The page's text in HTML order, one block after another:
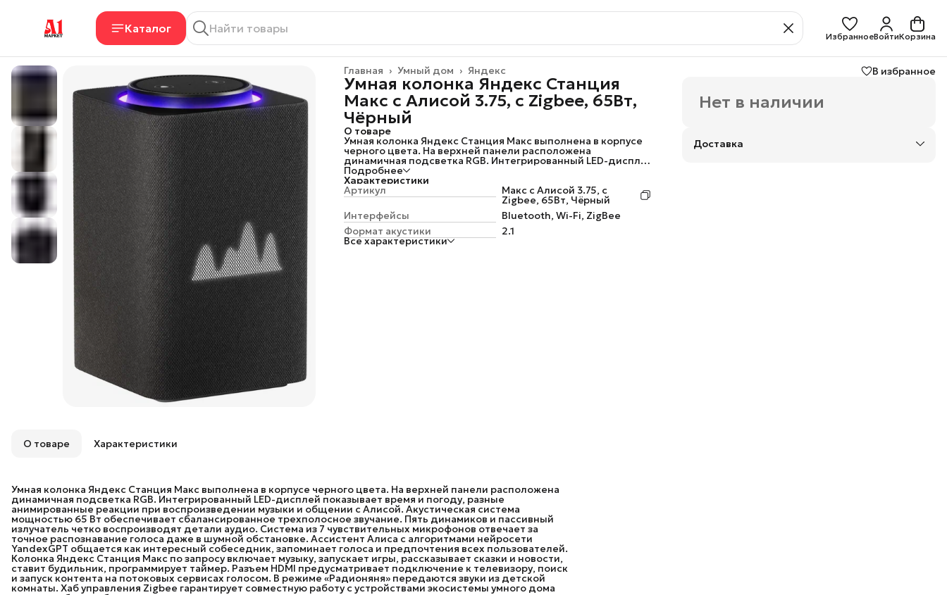
Каталог
ИзбранноеВойтиКорзина
Яндекс
Умный дом ›
Главная ›
Умная колонка Яндекс Станция
Макс с Алисой 3.75, с Zigbee, 65Вт,
Чёрный
О товаре
Умная колонка Яндекс Станция Макс выполнена в корпусе
черного цвета. На верхней панели расположена
динамичная подсветка RGB. Интегрированный LED-дисплей
показывает время и погоду, разные анимированные
реакции при воспроизведении музыки и общении с Алисой.
Акустическая система мощностью 65 Вт обеспечивает
сбалансированное трехполосное звучание. Пять динамиков
и пассивный излучатель четко воспроизводят детали
аудио. Система из 7 чувствительных микрофонов отвечает
за точное распознавание голоса даже в шумной обстановке.
Ассистент Алиса с алгоритмами нейросети YandexGPT
общается как интересный собеседник, запоминает голоса
Подробнее
Характеристики
Артикул Макс с Алисой 3.75, с
Zigbee, 65Вт, Чёрный
Интерфейсы
Bluetooth, Wi-Fi, ZigBee
Формат акустики
2.1
Все характеристики
В избранное
Нет в наличии
Доставка
О товаре Характеристики
Умная колонка Яндекс Станция Макс выполнена в корпусе черного цвета. На верхней панели расположена
динамичная подсветка RGB. Интегрированный LED-дисплей показывает время и погоду, разные
анимированные реакции при воспроизведении музыки и общении с Алисой. Акустическая система
мощностью 65 Вт обеспечивает сбалансированное трехполосное звучание. Пять динамиков и пассивный
излучатель четко воспроизводят детали аудио. Система из 7 чувствительных микрофонов отвечает за
точное распознавание голоса даже в шумной обстановке. Ассистент Алиса с алгоритмами нейросети
YandexGPT общается как интересный собеседник, запоминает голоса и предпочтения всех пользователей.
Колонка Яндекс Станция Макс по запросу включает музыку, запускает игры, рассказывает сказки и новости,
ставит будильник, программирует таймер. Разъем HDMI предусматривает подключение к телевизору, поиск
и запуск контента на потоковых сервисах голосом. В режиме «Радионяня» передаются звуки из детской
комнаты. Хаб управления Zigbee гарантирует совместную работу с устройствами экосистемы умного дома